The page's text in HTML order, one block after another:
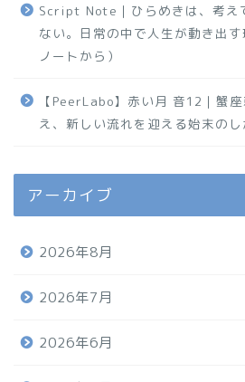
Script Note｜ひらめきは、考え
ない。日常の中で人生が動き出
ノートから）
【PeerLabo】赤い月 音12｜蟹
え、新しい流れを迎える始末のし
アーカイブ
2026年8月
2026年7月
2026年6月